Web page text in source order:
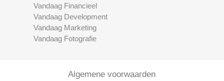
Vandaag Financieel
Vandaag Development
Vandaag Marketing
Vandaag Fotografie
Algemene voorwaarden